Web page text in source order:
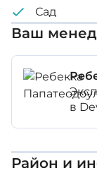
Сад
Ваш
в
Район и